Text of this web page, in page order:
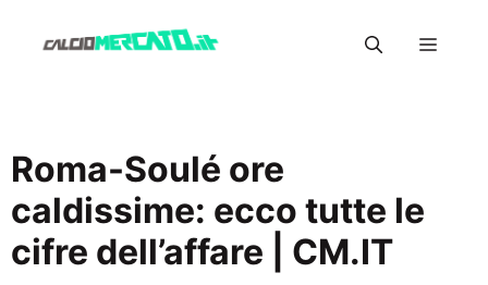
Menu
Roma-Soulé ore
caldissime: ecco tutte le
cifre dell’affare | CM.IT